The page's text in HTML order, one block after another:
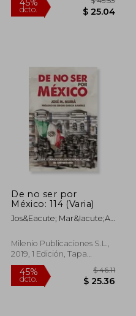
De no ser por
México: 114 (Varia)
Jos&Eacute; Mar&Iacute;A
Milenio Publicaciones S.L.,
2019, 1 Edición, Tapa
Blanda, Nuevo